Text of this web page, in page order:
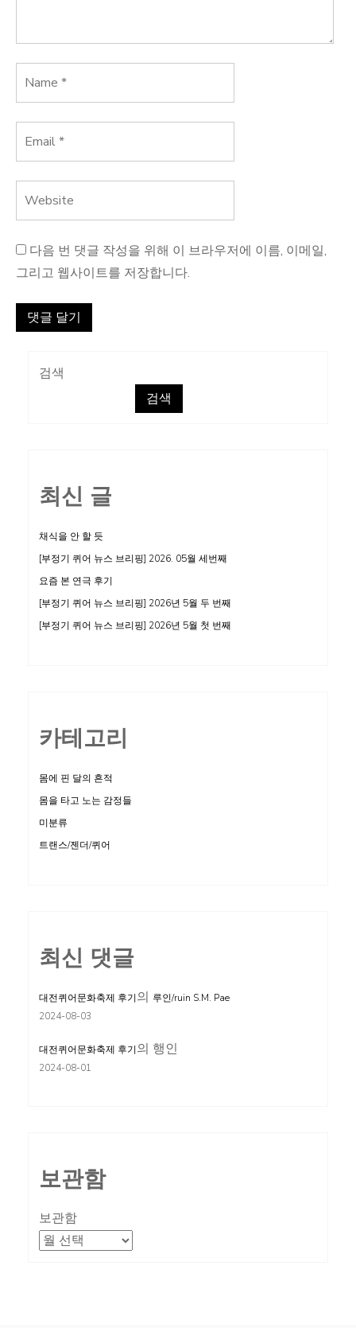
다음 번 댓글 작성을 위해 이 브라우저에 이름, 이메일,
그리고 웹사이트를 저장합니다.
검색
검색
최신 글
채식을 안 할 듯
[부정기 퀴어 뉴스 브리핑] 2026. 05월 세번째
요즘 본 연극 후기
[부정기 퀴어 뉴스 브리핑] 2026년 5월 두 번째
[부정기 퀴어 뉴스 브리핑] 2026년 5월 첫 번째
카테고리
몸에 핀 달의 흔적
몸을 타고 노는 감정들
미분류
트랜스/젠더/퀴어
최신 댓글
대전퀴어문화축제 후기의 루인/ruin S.M. Pae
2024-08-03
대전퀴어문화축제 후기의 행인
2024-08-01
보관함
보관함